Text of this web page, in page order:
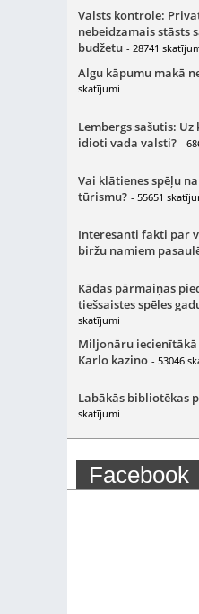
Valsts kontrole:
nebeidzamais stāsts
budžetu - 28741
Algu kāpumu makā
skatījumi
Lembergs sašutis: Uz
idioti vada valsti? -
Vai klātienes spēļu
tūrismu? - 55651
Interesanti fakti par
biržu namiem
Kādas pārmaiņas
tiešsaistes spēles
skatījumi
Miljonāru iecienītākā
Karlo kazino - 53046
Labākās bibliotēkas
skatījumi
Facebook